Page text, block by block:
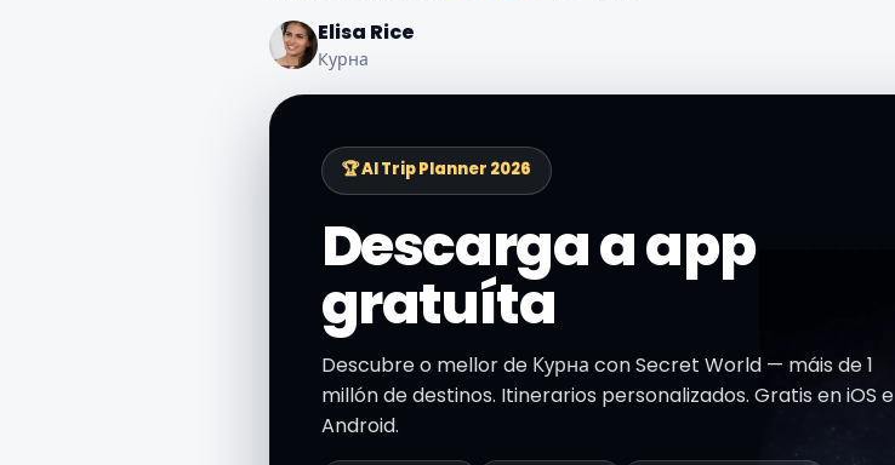
Elisa Rice
Курна
🏆 AI Trip Planner 2026
Descarga a app
gratuíta
Descubre o mellor de Курна con Secret World — máis de 1
millón de destinos. Itinerarios personalizados. Gratis en iOS e
Android.